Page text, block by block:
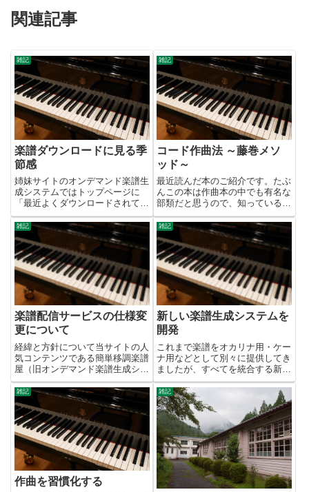
関連記事
雑記
楽譜ダウンロードに見る季
節感
姉妹サイトのオンデマンド楽譜生
成システムではトップページに
「最近よくダウンロードされてい
る曲」というランキングがありま
す。これは直近2週間のアクセス
を集計して、アクセス数の多い順
に上位表示しているものです。
雑記
コード作曲法 ～藤巻メソ
ッド～
最近読んだ本のご紹介です。たぶ
んこの本は作曲本の中でも有名な
部類だと思うので、知っている方
も多いと思いますが、遅ればせな
がら初めて読んでみました。
雑記
楽譜配信サービスの仕様変
更について
経緯と方針について当サイトの人
気コンテンツである簡単移調楽譜
屋（旧オンデマンド楽譜生成シス
テム）は2014年に開始して以来
多くの方にご利用いただいてきま
したが、2021年12月6日に大きな
転換を迫られました。ご利用中の
方には申し訳なかったの...
雑記
新しい楽譜生成システムを
開発
これまで楽譜をオカリナ用・ケー
ナ用などとして別々に提供してき
ましたが、すべてを統合する新し
いシステムを開発しました。この
システムではキーを指定すること
により、12通りのキーで楽譜を
出力してPDFをダウンロードする
ことができます。楽器によって...
雑記
作曲を習慣化する
雑記